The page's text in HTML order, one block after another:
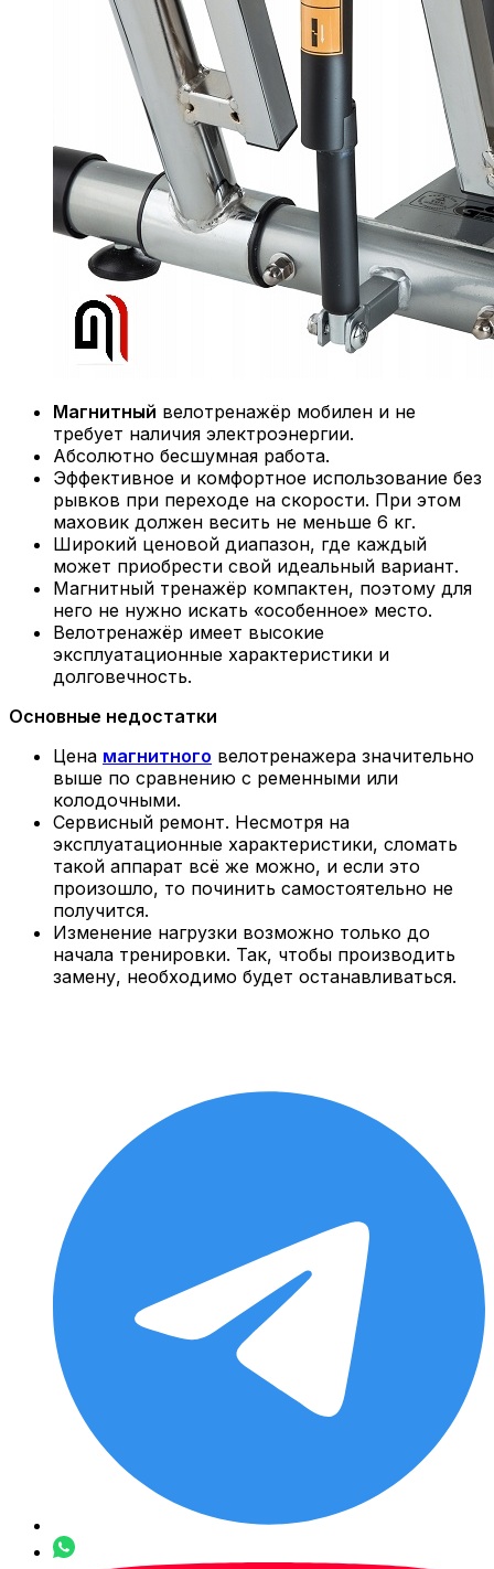
Магнитный велотренажёр мобилен и не
требует наличия электроэнергии.
Абсолютно бесшумная работа.
Эффективное и комфортное использование без
рывков при переходе на скорости. При этом
маховик должен весить не меньше 6 кг.
Широкий ценовой диапазон, где каждый
может приобрести свой идеальный вариант.
Магнитный тренажёр компактен, поэтому для
него не нужно искать «особенное» место.
Велотренажёр имеет высокие
эксплуатационные характеристики и
долговечность.
Основные недостатки
Цена магнитного велотренажера значительно
выше по сравнению с ременными или
колодочными.
Сервисный ремонт. Несмотря на
эксплуатационные характеристики, сломать
такой аппарат всё же можно, и если это
произошло, то починить самостоятельно не
получится.
Изменение нагрузки возможно только до
начала тренировки. Так, чтобы производить
замену, необходимо будет останавливаться.